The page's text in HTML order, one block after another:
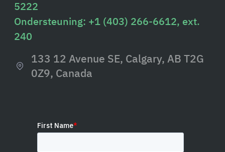
5222
Ondersteuning: +1 (403) 266-6612, ext.
240
133 12 Avenue SE, Calgary, AB T2G
0Z9, Canada